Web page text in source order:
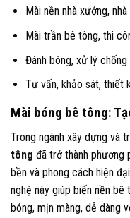
Mài nền nhà xưởng,
Mài trần bê tông, thi
Đánh bóng, xử lý
Tư vấn, khảo sát, thiết
Mài bóng bê tông:
Trong ngành xây dựng và
tông đã trở thành phương
bền và phong cách hiện
nghệ này giúp biến nền
bóng, mịn màng, dễ dàng